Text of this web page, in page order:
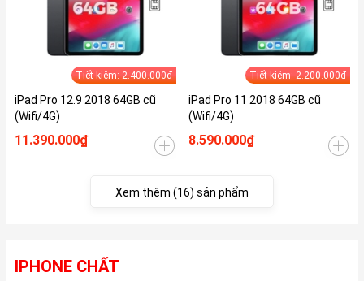
Tiết kiệm: 2.400.000₫
iPad Pro 12.9 2018 64GB cũ
(Wifi/4G)
11.390.000₫
Tiết kiệm: 2.200.000₫
iPad Pro 11 2018 64GB cũ
(Wifi/4G)
8.590.000₫
Xem thêm (16) sản phẩm
IPHONE CHẤT